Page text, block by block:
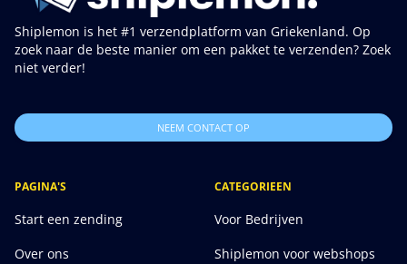
Shiplemon is het #1 verzendplatform van Griekenland. Op
zoek naar de beste manier om een pakket te verzenden? Zoek
niet verder!
NEEM CONTACT OP
PAGINA'S
Start een zending
Over ons
CATEGORIEEN
Voor Bedrijven
Shiplemon voor webshops